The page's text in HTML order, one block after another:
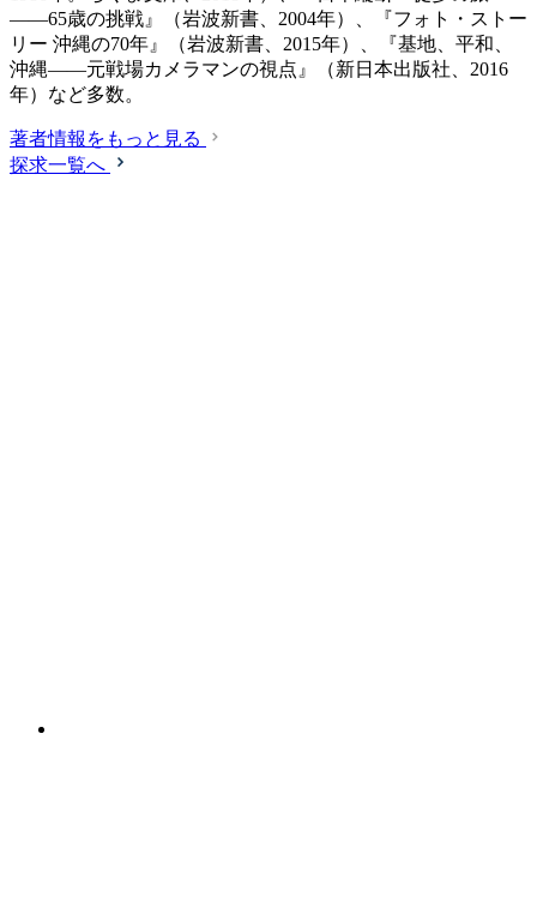
――65歳の挑戦』（岩波新書、2004年）、『フォト・ストー
リー 沖縄の70年』（岩波新書、2015年）、『基地、平和、
沖縄――元戦場カメラマンの視点』（新日本出版社、2016
年）など多数。
著者情報をもっと見る
探求一覧へ